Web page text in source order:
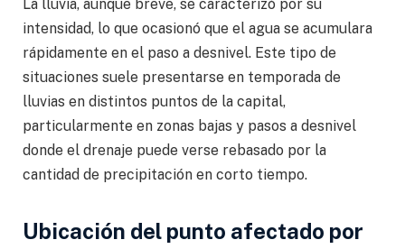
La lluvia, aunque breve, se caracterizó por su
intensidad, lo que ocasionó que el agua se acumulara
rápidamente en el paso a desnivel. Este tipo de
situaciones suele presentarse en temporada de
lluvias en distintos puntos de la capital,
particularmente en zonas bajas y pasos a desnivel
donde el drenaje puede verse rebasado por la
cantidad de precipitación en corto tiempo.
Ubicación del punto afectado por